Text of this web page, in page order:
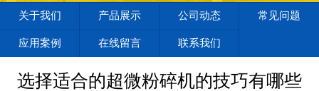
在线留言
联系我们
关于我们 产品展示 公司动态 常见问题
应用案例 在线留言 联系我们
选择适合的超微粉碎机的技巧有哪些